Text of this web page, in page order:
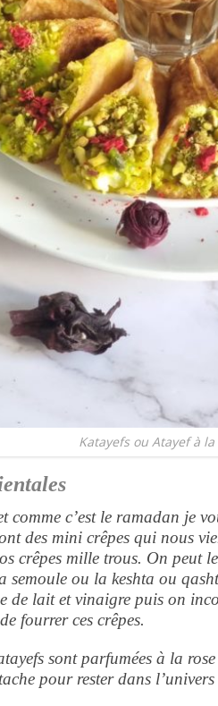
Katayefs ou Atayef à la
comme c’est le ramadan je
des mini crêpes qui nous
crêpes mille trous. On peut
semoule ou la keshta ou
de lait et vinaigre puis on
fourrer ces crêpes.
sont parfumées à la
pour rester dans